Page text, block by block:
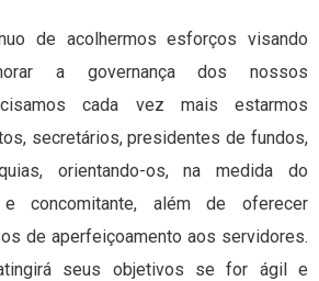
de acolhermos esforços visando
a governança dos nossos
cada vez mais estarmos
secretários, presidentes de fundos,
orientando-os, na medida do
concomitante, além de oferecer
de aperfeiçoamento aos servidores.
seus objetivos se for ágil e